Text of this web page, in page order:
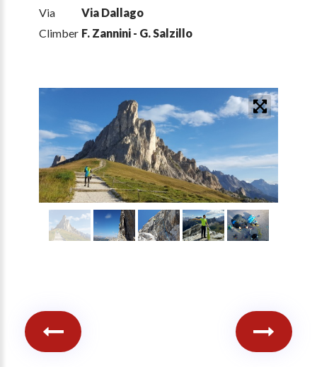
Via
Via Dallago
Climber F. Zannini - G. Salzillo